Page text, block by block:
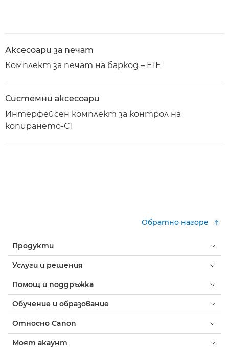
Аксесоари за печат
Комплект за печат на баркод – E1E
Системни аксесоари
Интерфейсен комплект за контрол на
копирането-C1
Обратно нагоре
Продукти
Услуги и решения
Помощ и поддръжка
Обучение и образование
Относно Canon
Моят акаунт